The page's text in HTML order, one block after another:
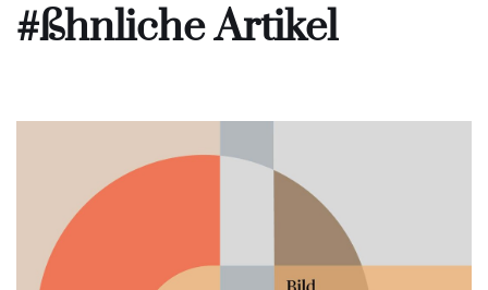
#ßhnliche Artikel